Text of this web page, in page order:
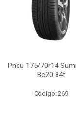
Pneu 175/70r14
Bc20 84t
Código: 269